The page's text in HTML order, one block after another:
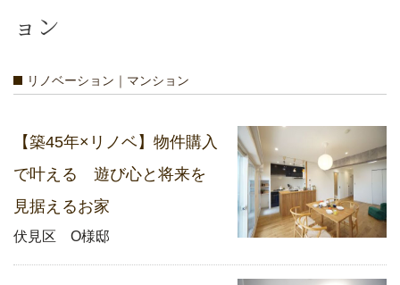
ョン
リノベーション｜マンション
【築45年×リノベ】物件購入
で叶える 遊び心と将来を
見据えるお家
伏見区 O様邸